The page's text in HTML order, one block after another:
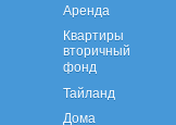
Аренда
Квартиры
вторичный
фонд
Тайланд
Дома